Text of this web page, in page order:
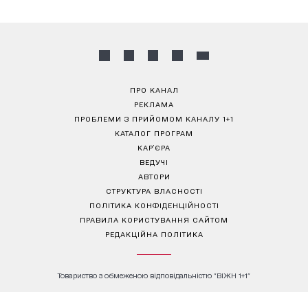
ПРО КАНАЛ
РЕКЛАМА
ПРОБЛЕМИ З ПРИЙОМОМ КАНАЛУ 1+1
КАТАЛОГ ПРОГРАМ
КАР’ЄРА
ВЕДУЧІ
АВТОРИ
СТРУКТУРА ВЛАСНОСТІ
ПОЛІТИКА КОНФІДЕНЦІЙНОСТІ
ПРАВИЛА КОРИСТУВАННЯ САЙТОМ
РЕДАКЦІЙНА ПОЛІТИКА
Товариство з обмеженою відповідальністю "ВІЖН 1+1"